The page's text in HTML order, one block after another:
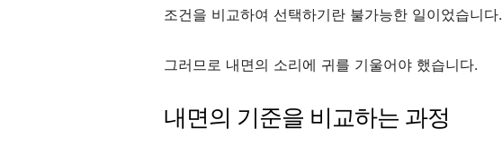
조건을 비교하여 선택하기란 불가능한 일이었습니다.
그러므로 내면의 소리에 귀를 기울어야 했습니다.
내면의 기준을 비교하는 과정